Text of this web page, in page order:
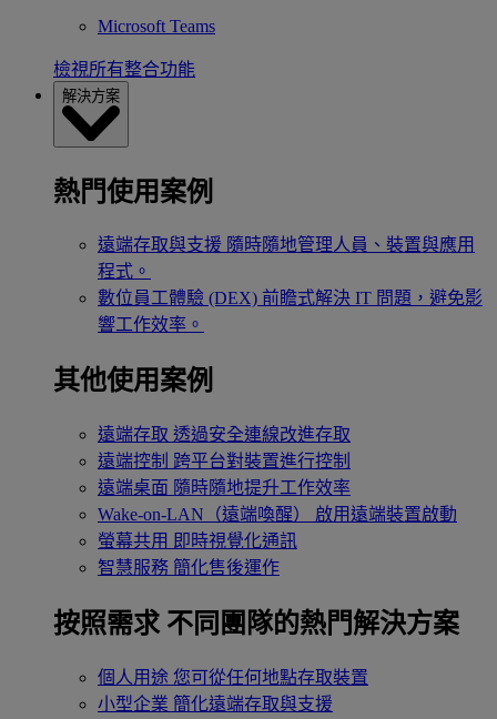
Microsoft Teams
檢視所有整合功能
解決方案
熱門使用案例
遠端存取與支援 隨時隨地管理人員、裝置與應用
程式。
數位員工體驗 (DEX) 前瞻式解決 IT 問題，避免影
響工作效率。
其他使用案例
遠端存取 透過安全連線改進存取
遠端控制 跨平台對裝置進行控制
遠端桌面 隨時隨地提升工作效率
Wake-on-LAN（遠端喚醒）
啟用遠端裝置啟動
螢幕共用 即時視覺化通訊
智慧服務 簡化售後運作
按照需求 不同團隊的熱門解決方案
個人用途 您可從任何地點存取裝置
小型企業 簡化遠端存取與支援